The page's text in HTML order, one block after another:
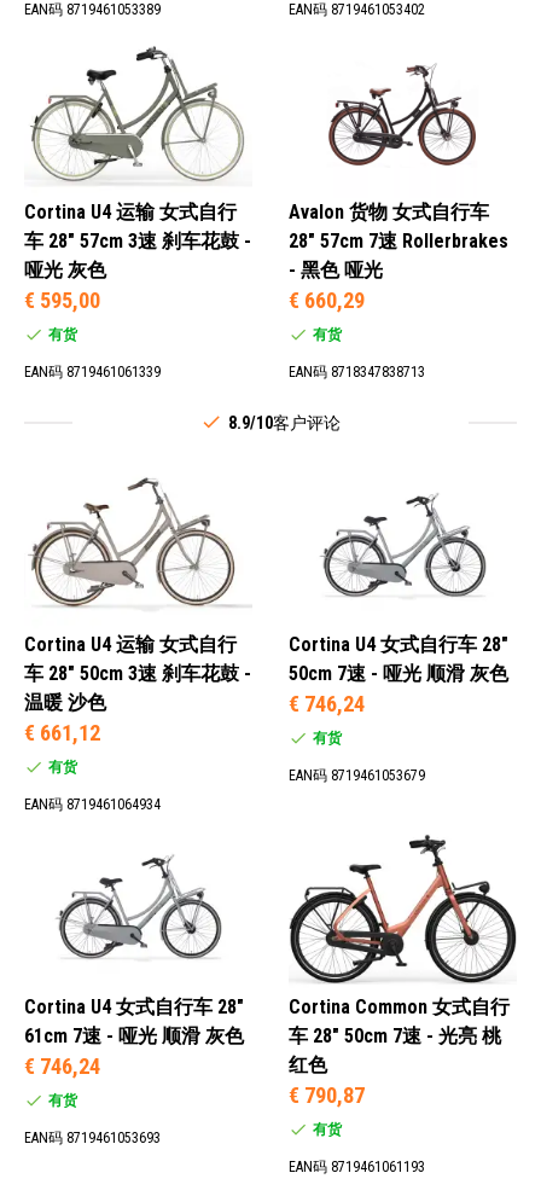
EAN码 8719461053389 EAN码 8719461053402
Cortina U4 运输 女式自行
车 28" 57cm 3速 刹车花鼓 -
哑光 灰色
€ 595,00
有货
EAN码 8719461061339
Avalon 货物 女式自行车
28" 57cm 7速 Rollerbrakes
- 黑色 哑光
€ 660,29
有货
EAN码 8718347838713
8.9/10客户评论
Cortina U4 运输 女式自行
车 28" 50cm 3速 刹车花鼓 -
温暖 沙色
€ 661,12
有货
EAN码 8719461064934
Cortina U4 女式自行车 28"
50cm 7速 - 哑光 顺滑 灰色
€ 746,24
有货
EAN码 8719461053679
Cortina U4 女式自行车 28"
61cm 7速 - 哑光 顺滑 灰色
€ 746,24
有货
EAN码 8719461053693
Cortina Common 女式自行
车 28" 50cm 7速 - 光亮 桃
红色
€ 790,87
有货
EAN码 8719461061193